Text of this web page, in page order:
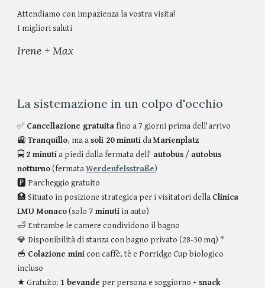
Attendiamo con impazienza la vostra visita!
I migliori saluti
Irene + Max
La sistemazione in un colpo d'occhio
✅ Cancellazione gratuita fino a 7 giorni prima dell'arrivo
🚉Tranquillo, ma asoli 20 minuti daMarienplatz
🚍 2 minuti a piedi dalla fermata dell' autobus / autobus
notturno(fermataWerdenfelsstraße)
🅿️ Parcheggio gratuito
🏥 Situato in posizione strategica per i visitatori della Clinica
LMU Monaco(solo7 minuti in auto)
🛁 Entrambe le camere condividono il bagno
💎 Disponibilità di stanza con bagno privato (28-30 mq) *
🥣 Colazione minicon caffè, tè e Porridge Cup biologico
incluso
★ Gratuito: 1 bevande per persona e soggiorno +snack